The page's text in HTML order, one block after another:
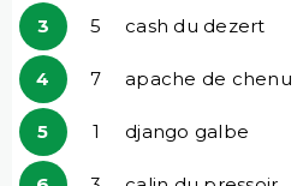
3 5 cash du dezert
4 7 apache de chenu
5 1 django galbe